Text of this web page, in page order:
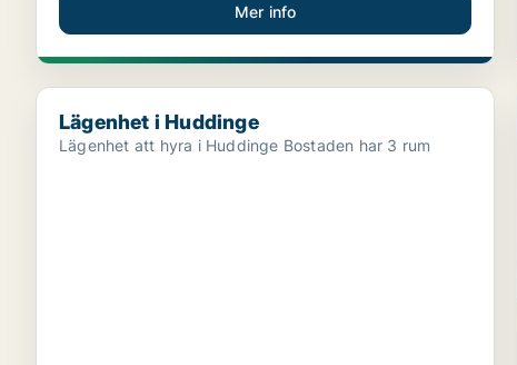
Mer info
Lägenhet i Huddinge
Lägenhet i Huddinge
Lägenhet att hyra i Huddinge Bostaden har 3 rum